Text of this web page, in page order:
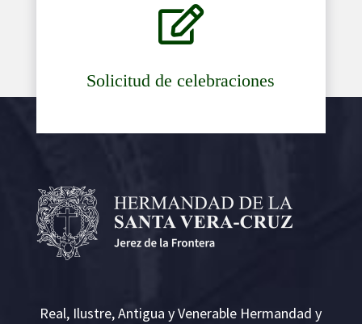

Solicitud de celebraciones
Real, Ilustre, Antigua y Venerable Hermandad y